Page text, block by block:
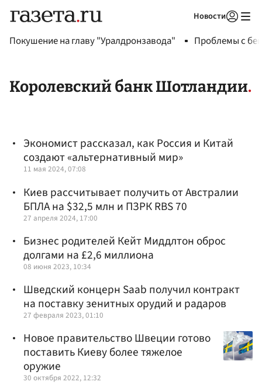
Новости
Покушение на главу "Уралдронзавода" Проблемы с
Королевский банк Шотландии
Экономист рассказал, как Россия и Китай
создают «альтернативный мир»
11 мая 2024, 07:08
Киев рассчитывает получить от Австралии
БПЛА на $32,5 млн и ПЗРК RBS 70
27 апреля 2024, 17:00
Бизнес родителей Кейт Миддлтон оброс
долгами на £2,6 миллиона
08 июня 2023, 10:34
Шведский концерн Saab получил контракт
на поставку зенитных орудий и радаров
27 февраля 2023, 01:10
Новое правительство Швеции готово
поставить Киеву более тяжелое
оружие
30 октября 2022, 12:32